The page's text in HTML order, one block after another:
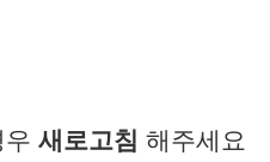
우 새로고침 해주세요